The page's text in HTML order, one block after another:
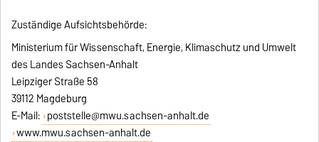
Zuständige Aufsichtsbehörde:
Ministerium für Wissenschaft, Energie, Klimaschutz und Umwelt
des Landes Sachsen-Anhalt
Leipziger Straße 58
39112 Magdeburg
E-Mail: poststelle@mwu.sachsen-anhalt.de
www.mwu.sachsen-anhalt.de